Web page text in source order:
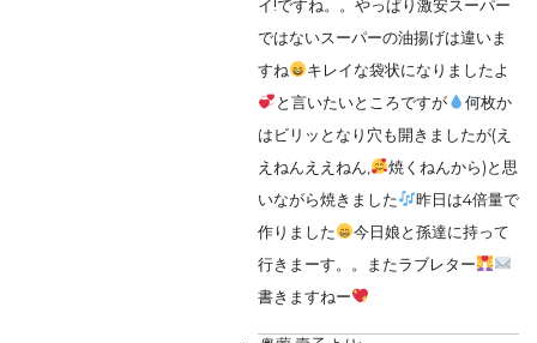
イ!ですね。。やっぱり激安スーパー
ではないスーパーの油揚げは違いま
すね
キレイな袋状になりましたよ
と言いたいところですが
何枚か
はビリッとなり穴も開きましたが(え
えねんええねん,
焼くねんから)と思
いながら焼きました
昨日は4倍量で
作りました
今日娘と孫達に持って
行きまーす。。またラブレター
書きますねー